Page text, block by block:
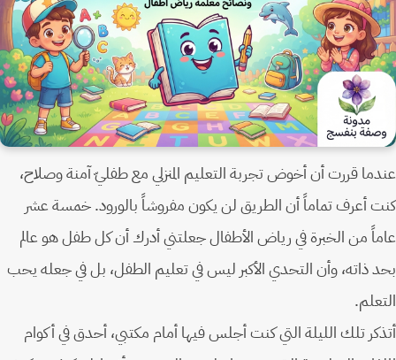
عندما قررت أن أخوض تجربة التعليم المنزلي مع طفليّ آمنة وصلاح،
كنت أعرف تماماً أن الطريق لن يكون مفروشاً بالورود. خمسة عشر
عاماً من الخبرة في رياض الأطفال جعلتني أدرك أن كل طفل هو عالم
بحد ذاته، وأن التحدي الأكبر ليس في تعليم الطفل، بل في جعله يحب
التعلم.
أتذكر تلك الليلة التي كنت أجلس فيها أمام مكتبي، أحدق في أكوام